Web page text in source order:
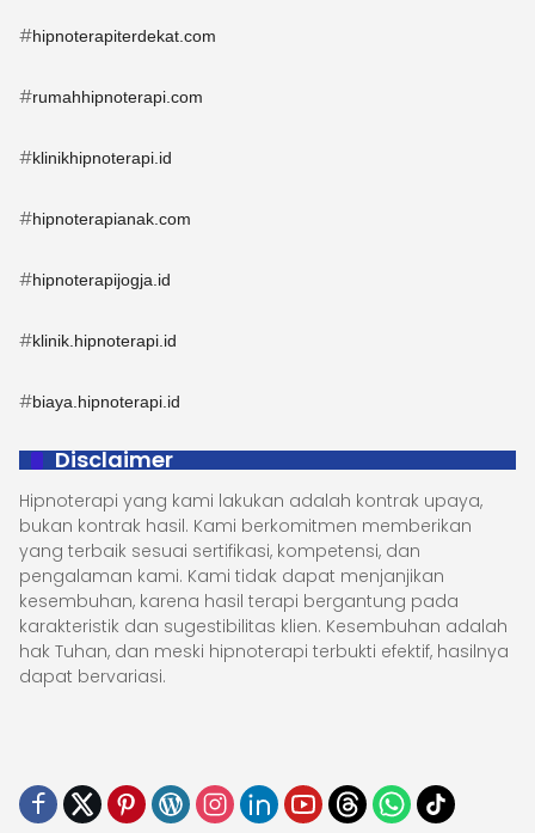
#hipnoterapiterdekat.com
#rumahhipnoterapi.com
#klinikhipnoterapi.id
#hipnoterapianak.com
#hipnoterapijogja.id
#klinik.hipnoterapi.id
#biaya.hipnoterapi.id
Disclaimer
Hipnoterapi yang kami lakukan adalah kontrak upaya,
bukan kontrak hasil. Kami berkomitmen memberikan
yang terbaik sesuai sertifikasi, kompetensi, dan
pengalaman kami. Kami tidak dapat menjanjikan
kesembuhan, karena hasil terapi bergantung pada
karakteristik dan sugestibilitas klien. Kesembuhan adalah
hak Tuhan, dan meski hipnoterapi terbukti efektif, hasilnya
dapat bervariasi.